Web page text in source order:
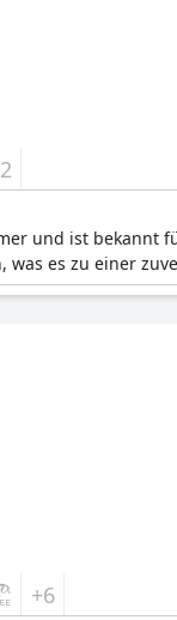
und ist
es zu einer
+6